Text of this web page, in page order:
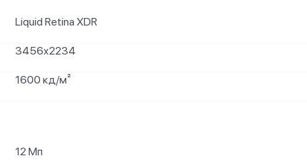
Liquid Retina XDR
3456x2234
1600 кд/м²
12 Мп